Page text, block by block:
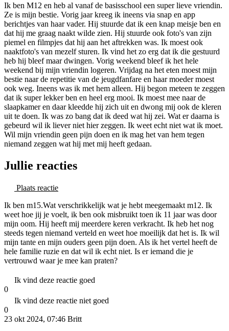
Ik ben M12 en heb al vanaf de basisschool een super lieve vriendin.
Ze is mijn bestie. Vorig jaar kreeg ik ineens via snap en app
berichtjes van haar vader. Hij stuurde dat ik een knap meisje ben en
dat hij me graag naakt wilde zien. Hij stuurde ook foto's van zijn
piemel en filmpjes dat hij aan het aftrekken was. Ik moest ook
naaktfoto's van mezelf sturen. Ik vind het zo erg dat ik die gestuurd
heb hij bleef maar dwingen. Vorig weekend bleef ik het hele
weekend bij mijn vriendin logeren. Vrijdag na het eten moest mijn
bestie naar de repetitie van de jeugdfanfare en haar moeder moest
ook weg. Ineens was ik met hem alleen. Hij begon meteen te zeggen
dat ik super lekker ben en heel erg mooi. Ik moest mee naar de
slaapkamer en daar kleedde hij zich uit en dwong mij ook de kleren
uit te doen. Ik was zo bang dat ik deed wat hij zei. Wat er daarna is
gebeurd wil ik liever niet hier zeggen. Ik weet echt niet wat ik moet.
Wil mijn vriendin geen pijn doen en ik mag het van hem tegen
niemand zeggen wat hij met mij heeft gedaan.
Jullie reacties
Plaats reactie
Ik ben m15.Wat verschrikkelijk wat je hebt meegemaakt m12. Ik
weet hoe jij je voelt, ik ben ook misbruikt toen ik 11 jaar was door
mijn oom. Hij heeft mij meerdere keren verkracht. Ik heb het nog
steeds tegen niemand verteld en weet hoe moeilijk dat het is. Ik wil
mijn tante en mijn ouders geen pijn doen. Als ik het vertel heeft de
hele familie ruzie en dat wil ik echt niet. Is er iemand die je
vertrouwd waar je mee kan praten?
Ik vind deze reactie goed
0
Ik vind deze reactie niet goed
0
23 okt 2024, 07:46 Britt